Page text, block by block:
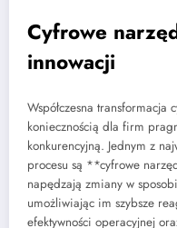
Cyfrowe
innowacji
Współczesna
koniecznością dla firm
konkurencyjną. Jednym z
procesu są **cyfrowe
napędzają zmiany w
umożliwiając im szybsze
efektywności operacyjnej